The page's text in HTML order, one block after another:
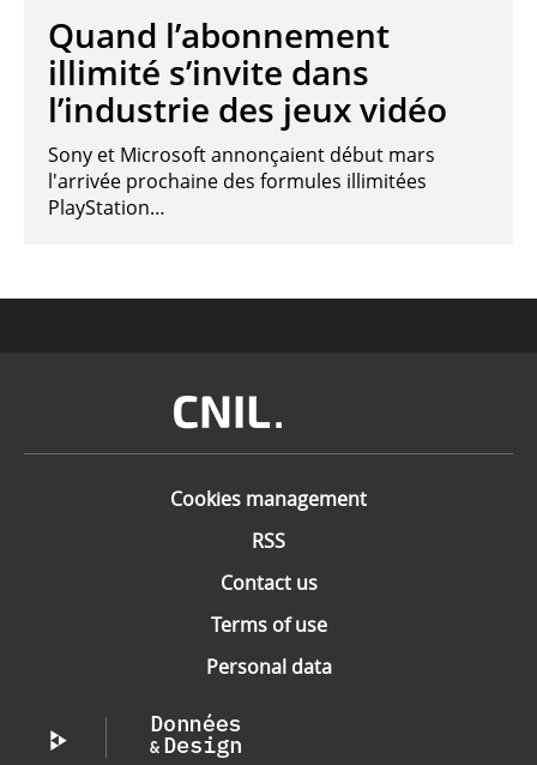
Quand l’abonnement
illimité s’invite dans
l’industrie des jeux vidéo
Sony et Microsoft annonçaient début mars
l'arrivée prochaine des formules illimitées
PlayStation…
Image
Cookies management
RSS
Contact us
Terms of use
Personal data